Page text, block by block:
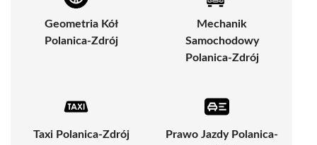
Geometria Kół
Polanica-Zdrój
Mechanik
Samochodowy
Polanica-Zdrój
Taxi Polanica-Zdrój
Prawo Jazdy Polanica-